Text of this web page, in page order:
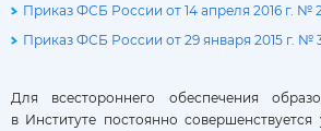
Приказ ФСБ России от 14 апреля 2016 г. №
Приказ ФСБ России от 29 января 2015 г. №
Для всестороннего обеспечения
в Институте постоянно совершенствуется